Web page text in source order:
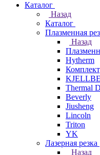
Каталог
Назад
Каталог
Плазменная
Назад
Hytherm
Thermal
Beverly
Jiusheng
Lincoln
Triton
YK
Лазерная резка
Назад